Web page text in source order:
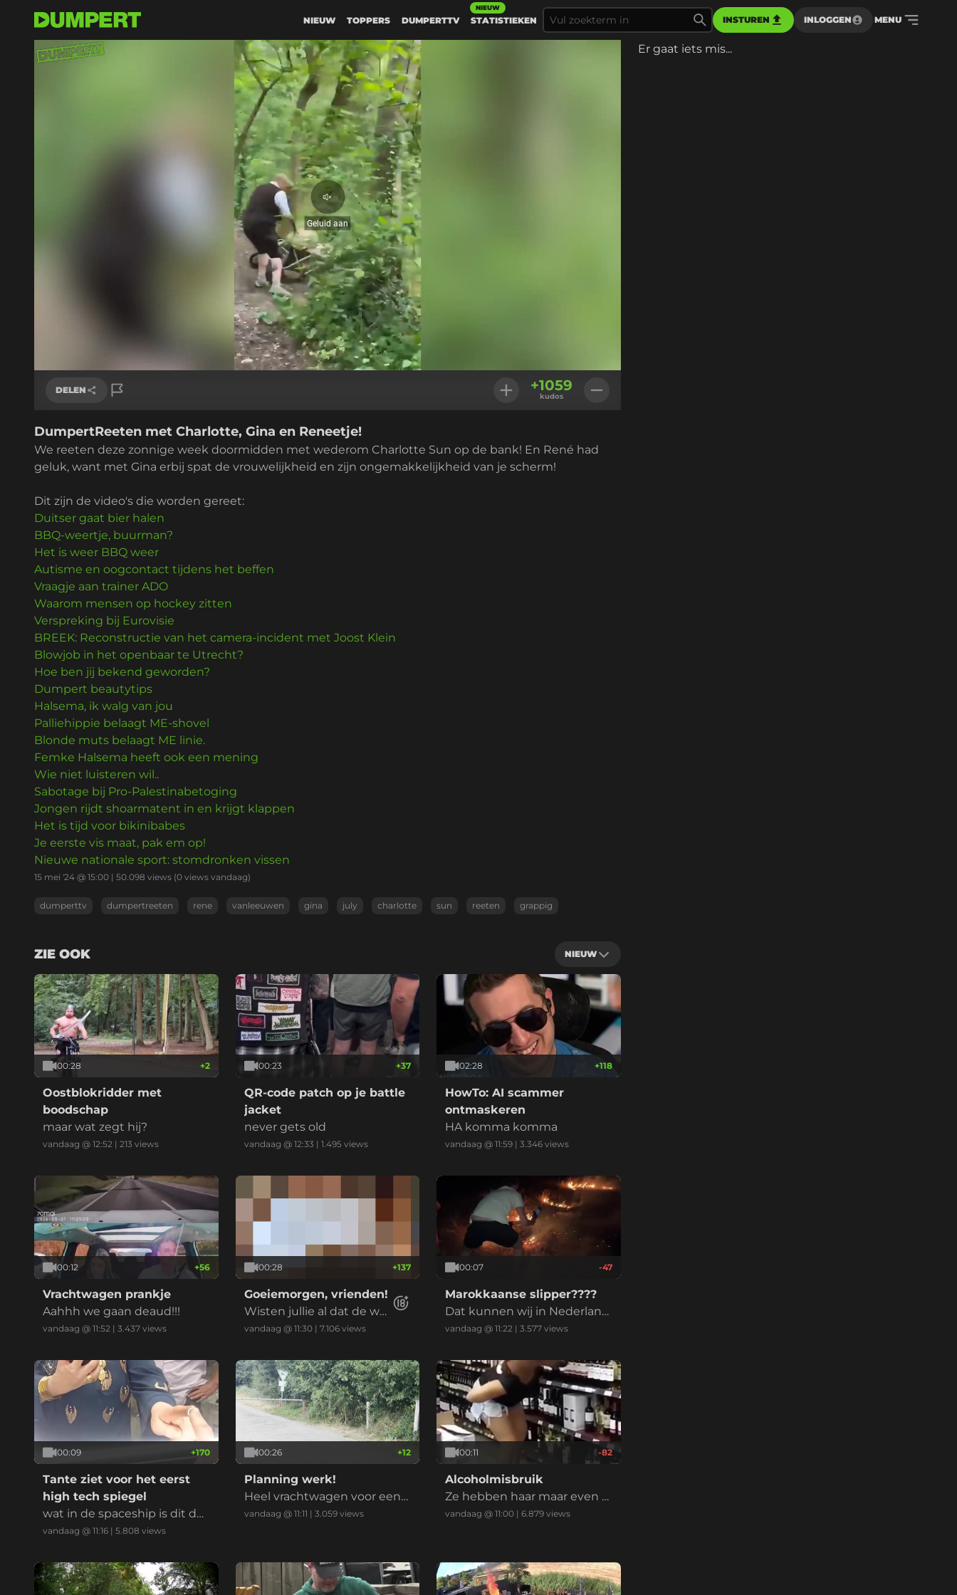
NIEUW TOPPERS DUMPERTTV STATISTIEKEN
NIEUW
INSTUREN INLOGGEN MENU
Er gaat iets mis...
Geluid
aan
Geluid aan
DELEN
Link kopiëren
+1059
kudos
DumpertReeten met Charlotte, Gina en Reneetje!
We reeten deze zonnige week doormidden met wederom Charlotte Sun op de bank! En René had
geluk, want met Gina erbij spat de vrouwelijkheid en zijn ongemakkelijkheid van je scherm!
Dit zijn de video's die worden gereet:
Duitser gaat bier halen
BBQ-weertje, buurman?
Het is weer BBQ weer
Autisme en oogcontact tijdens het beffen
Vraagje aan trainer ADO
Waarom mensen op hockey zitten
Verspreking bij Eurovisie
BREEK: Reconstructie van het camera-incident met Joost Klein
Blowjob in het openbaar te Utrecht?
Hoe ben jij bekend geworden?
Dumpert beautytips
Halsema, ik walg van jou
Palliehippie belaagt ME-shovel
Blonde muts belaagt ME linie.
Femke Halsema heeft ook een mening
Wie niet luisteren wil..
Sabotage bij Pro-Palestinabetoging
Jongen rijdt shoarmatent in en krijgt klappen
Het is tijd voor bikinibabes
Je eerste vis maat, pak em op!
Nieuwe nationale sport: stomdronken vissen
15 mei '24 @ 15:00 | 50.098 views (0 views vandaag)
dumperttv dumpertreeten rene vanleeuwen gina july charlotte sun reeten grappig
ZIE OOK NIEUW
00:28 +2
Oostblokridder met
boodschap
maar wat zegt hij?
vandaag @ 12:52 | 213 views
00:23 +37
QR-code patch op je battle
jacket
never gets old
vandaag @ 12:33 | 1.495views
02:28 +118
HowTo: AI scammer
ontmaskeren
HA komma komma
vandaag @ 11:59 |3.346 views
00:12 +56
Vrachtwagen prankje
Aahhh we gaan deaud!!!
vandaag @ 11:52 | 3.437 views
00:28 +137
Goeiemorgen, vrienden!
Wisten jullie al dat de we
ek doormidden is?
vandaag @ 11:30| 7.106views
00:07 -47
Marokkaanse slipper????
Dat kunnen wij in Nederland
ook gebruiken met de droog
vandaag @ 11:22 |3.577 views
00:09 +170
Tante ziet voor het eerst
high tech spiegel
wat in de spaceship is dit da
n?!
vandaag @ 11:16 | 5.808 views
00:26 +12
Planning werk!
Heel vrachtwagen voor een
pallet
vandaag @ 11:11 | 3.059views
00:11 -82
Alcoholmisbruik
Ze hebben haar maar even o
nherkenbaar gemaakt.
vandaag @ 11:00 |6.879 views